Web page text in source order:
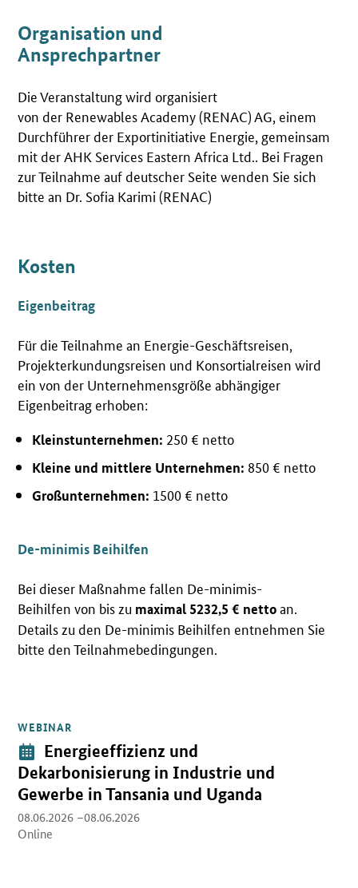
Organisation und
Ansprechpartner
Die Veranstaltung wird organisiert
von der Renewables Academy (RENAC) AG, einem
Durchführer der Exportinitiative Energie, gemeinsam
mit der AHK Services Eastern Africa Ltd.. Bei Fragen
zur Teilnahme auf deutscher Seite wenden Sie sich
bitte an Dr. Sofia Karimi (RENAC)
Kosten
Eigenbeitrag
Für die Teilnahme an Energie-Geschäftsreisen,
Projekterkundungsreisen und Konsortialreisen wird
ein von der Unternehmensgröße abhängiger
Eigenbeitrag erhoben:
Kleinstunternehmen: 250 € netto
Kleine und mittlere Unternehmen: 850 € netto
Großunternehmen: 1500 € netto
De-minimis Beihilfen
Bei dieser Maßnahme fallen De-minimis-
Beihilfen von bis zu maximal 5232,5 € nettoan.
Details zu den De-minimis Beihilfen entnehmen Sie
bitte den Teilnahmebedingungen.
WEBINAR
Veranstaltung:
Energieeffizienz und
Dekarbonisierung in Industrie und
Gewerbe in Tansania und Uganda
08.06.2026 –08.06.2026
Online
Öffnet Einzelsicht